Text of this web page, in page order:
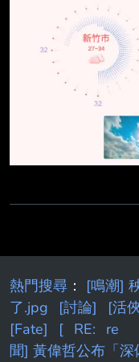
熱門搜尋 ： [鳴潮]
了.jpg
[討論] [活
[Fate]
[ RE: re
聞] 黃偉哲公布「